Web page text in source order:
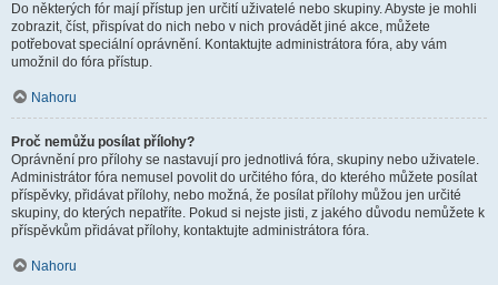
Do některých fór mají přístup jen určití uživatelé nebo skupiny. Abyste je mohli
zobrazit, číst, přispívat do nich nebo v nich provádět jiné akce, můžete
potřebovat speciální oprávnění. Kontaktujte administrátora fóra, aby vám
umožnil do fóra přístup.
Nahoru
Proč nemůžu posílat přílohy?
Oprávnění pro přílohy se nastavují pro jednotlivá fóra, skupiny nebo uživatele.
Administrátor fóra nemusel povolit do určitého fóra, do kterého můžete posílat
příspěvky, přidávat přílohy, nebo možná, že posílat přílohy můžou jen určité
skupiny, do kterých nepatříte. Pokud si nejste jisti, z jakého důvodu nemůžete k
příspěvkům přidávat přílohy, kontaktujte administrátora fóra.
Nahoru